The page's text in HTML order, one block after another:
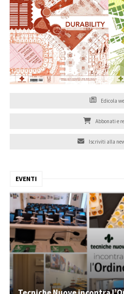
Edicola
Abbonati e
Iscriviti alla
EVENTI